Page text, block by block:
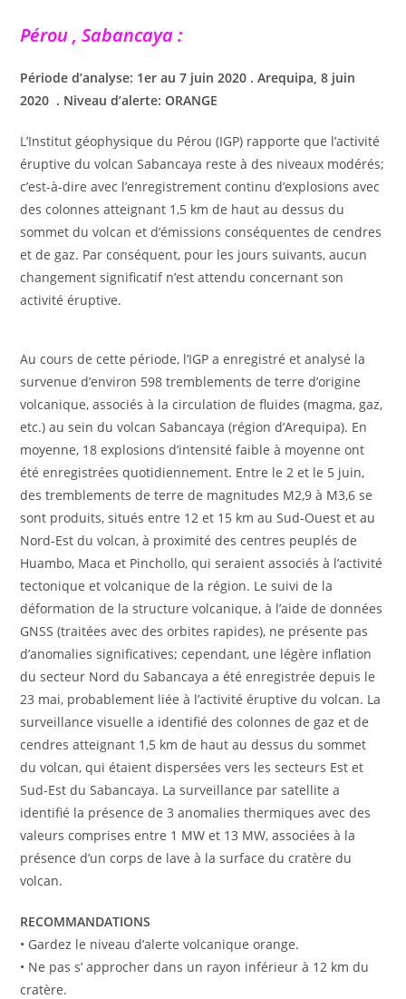
Pérou , Sabancaya :
Période d’analyse: 1er au 7 juin 2020 . Arequipa, 8 juin
2020 . Niveau d’alerte: ORANGE
L’Institut géophysique du Pérou (IGP) rapporte que l’activité
éruptive du volcan Sabancaya reste à des niveaux modérés;
c’est-à-dire avec l’enregistrement continu d’explosions avec
des colonnes atteignant 1,5 km de haut au dessus du
sommet du volcan et d’émissions conséquentes de cendres
et de gaz. Par conséquent, pour les jours suivants, aucun
changement significatif n’est attendu concernant son
activité éruptive.
Au cours de cette période, l’IGP a enregistré et analysé la
survenue d’environ 598 tremblements de terre d’origine
volcanique, associés à la circulation de fluides (magma, gaz,
etc.) au sein du volcan Sabancaya (région d’Arequipa). En
moyenne, 18 explosions d’intensité faible à moyenne ont
été enregistrées quotidiennement. Entre le 2 et le 5 juin,
des tremblements de terre de magnitudes M2,9 à M3,6 se
sont produits, situés entre 12 et 15 km au Sud-Ouest et au
Nord-Est du volcan, à proximité des centres peuplés de
Huambo, Maca et Pinchollo, qui seraient associés à l’activité
tectonique et volcanique de la région. Le suivi de la
déformation de la structure volcanique, à l’aide de données
GNSS (traitées avec des orbites rapides), ne présente pas
d’anomalies significatives; cependant, une légère inflation
du secteur Nord du Sabancaya a été enregistrée depuis le
23 mai, probablement liée à l’activité éruptive du volcan. La
surveillance visuelle a identifié des colonnes de gaz et de
cendres atteignant 1,5 km de haut au dessus du sommet
du volcan, qui étaient dispersées vers les secteurs Est et
Sud-Est du Sabancaya. La surveillance par satellite a
identifié la présence de 3 anomalies thermiques avec des
valeurs comprises entre 1 MW et 13 MW, associées à la
présence d’un corps de lave à la surface du cratère du
volcan.
RECOMMANDATIONS
• Gardez le niveau d’alerte volcanique orange.
• Ne pas s’ approcher dans un rayon inférieur à 12 km du
cratère.